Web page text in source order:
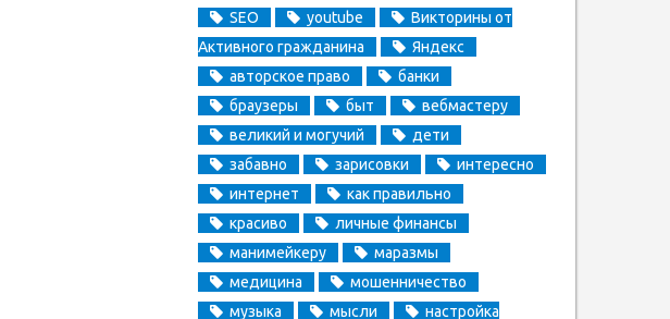
SEO
youtube
Викторины от
Активного гражданина
Яндекс
авторское право
банки
браузеры
быт
вебмастеру
великий и могучий
дети
забавно
зарисовки
интересно
интернет
как правильно
красиво
личные финансы
манимейкеру
маразмы
медицина
мошенничество
музыка
мысли
настройка